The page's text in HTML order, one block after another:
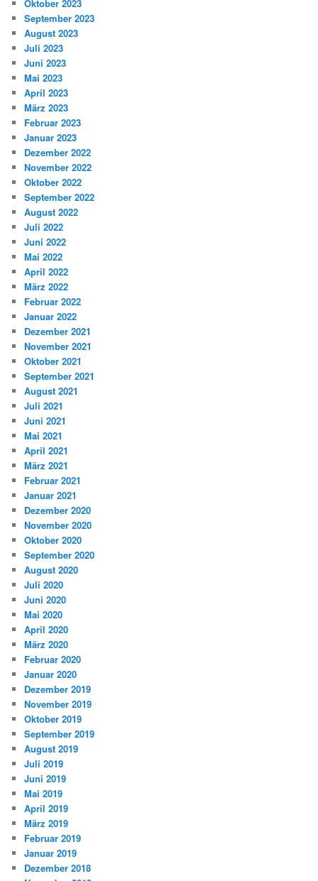
Oktober 2023
September 2023
August 2023
Juli 2023
Juni 2023
Mai 2023
April 2023
März 2023
Februar 2023
Januar 2023
Dezember 2022
November 2022
Oktober 2022
September 2022
August 2022
Juli 2022
Juni 2022
Mai 2022
April 2022
März 2022
Februar 2022
Januar 2022
Dezember 2021
November 2021
Oktober 2021
September 2021
August 2021
Juli 2021
Juni 2021
Mai 2021
April 2021
März 2021
Februar 2021
Januar 2021
Dezember 2020
November 2020
Oktober 2020
September 2020
August 2020
Juli 2020
Juni 2020
Mai 2020
April 2020
März 2020
Februar 2020
Januar 2020
Dezember 2019
November 2019
Oktober 2019
September 2019
August 2019
Juli 2019
Juni 2019
Mai 2019
April 2019
März 2019
Februar 2019
Januar 2019
Dezember 2018